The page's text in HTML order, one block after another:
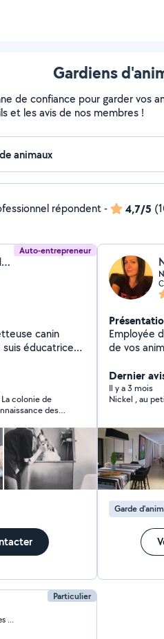
Gardiens
de confiance pour garder vos
et les avis de nos membres !
répondent- 4,7/5
Auto-entrepreneur
Charlyne Carta (cats and dog service)
diplôme aussi
personnes
le tarifs et à
colonie de
des
Employée
de vos
Dernier
Il y a 3 mois
Nickel , au
Garde
Particulier
Saint-Laurent-du-Var (Les Rascas-Les Pugets)